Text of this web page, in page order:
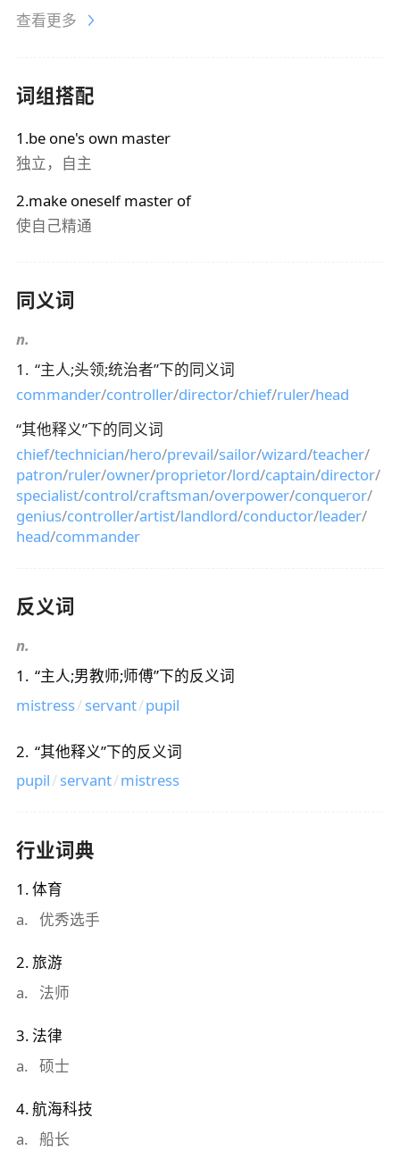
查看更多
词组搭配
1.be one's own master
独立，自主
2.make oneself master of
使自己精通
同义词
n.
1 . “主人;头领;统治者”下的同义词
commander/controller/director/chief/ruler/head
“其他释义”下的同义词
chief/technician/hero/prevail/sailor/wizard/teacher/
patron/ruler/owner/proprietor/lord/captain/director/
specialist/control/craftsman/overpower/conqueror/
genius/controller/artist/landlord/conductor/leader/
head/commander
反义词
n.
1 . “主人;男教师;师傅”下的反义词
mistress/servant/pupil
2. “其他释义”下的反义词
pupil/servant/mistress
行业词典
1 .体育
a. 优秀选手
2.旅游
a. 法师
3. 法律
a. 硕士
4.航海科技
a. 船长